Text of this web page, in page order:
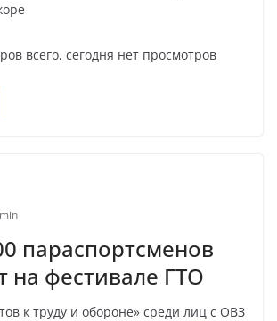
всего, сегодня нет просмотров
параспортсменов
на фестивале ГТО
к труду и обороне» среди лиц с ОВЗ